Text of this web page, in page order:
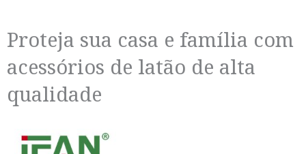
Proteja sua casa e família com
acessórios de latão de alta
qualidade